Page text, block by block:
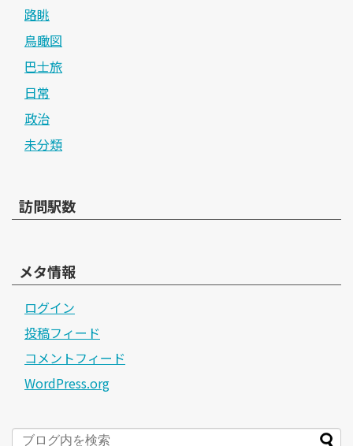
路眺
鳥瞰図
巴士旅
日常
政治
未分類
訪問駅数
メタ情報
ログイン
投稿フィード
コメントフィード
WordPress.org